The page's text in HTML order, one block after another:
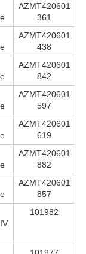
AZMT420601
361
AZMT420601
438
AZMT420601
842
AZMT420601
597
AZMT420601
619
AZMT420601
882
AZMT420601
857
101982